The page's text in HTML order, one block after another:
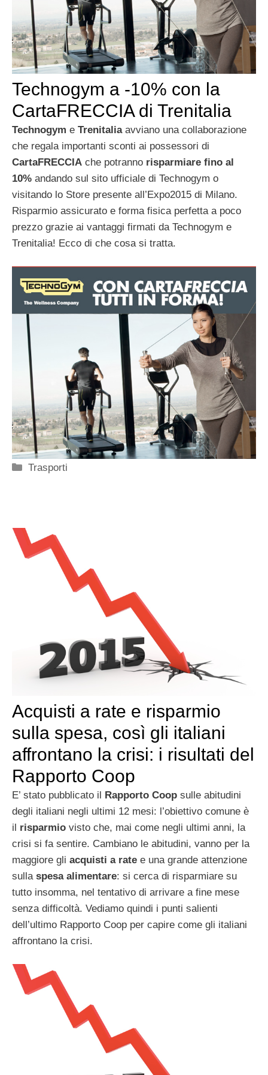
Technogym a -10% con la
CartaFRECCIA di Trenitalia
Technogym e Trenitaliaavviano una collaborazione
che regala importanti sconti ai possessori di
CartaFRECCIA che potranno risparmiare fino al
10% andando sul sito ufficiale di Technogym o
visitando lo Store presente all’Expo2015 di Milano.
Risparmio assicurato e forma fisica perfetta a poco
prezzo grazie ai vantaggi firmati da Technogym e
Trenitalia! Ecco di che cosa si tratta.
Categorie
Trasporti
Acquisti a rate e risparmio
sulla spesa, così gli italiani
affrontano la crisi: i risultati del
Rapporto Coop
E’ stato pubblicato il Rapporto Coop sulle abitudini
degli italiani negli ultimi 12 mesi: l’obiettivo comune è
il risparmio visto che, mai come negli ultimi anni, la
crisi si fa sentire. Cambiano le abitudini, vanno per la
maggiore gli acquisti a rate e una grande attenzione
sullaspesa alimentare: si cerca di risparmiare su
tutto insomma, nel tentativo di arrivare a fine mese
senza difficoltà. Vediamo quindi i punti salienti
dell’ultimo Rapporto Coop per capire come gli italiani
affrontano la crisi.